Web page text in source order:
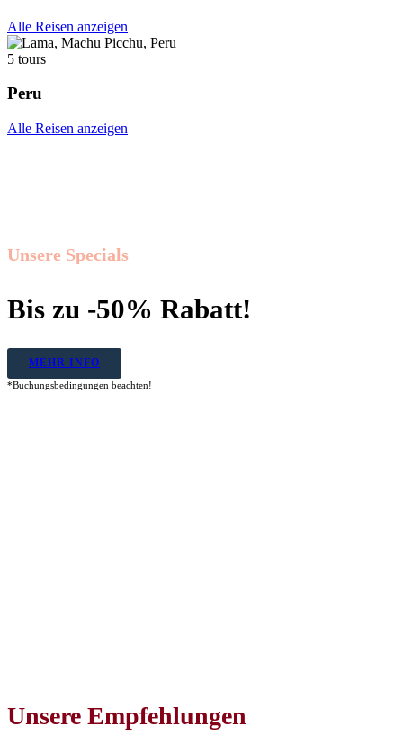
Alle Reisen anzeigen
5 tours
Peru
Alle Reisen anzeigen
Unsere Specials
Bis zu -50% Rabatt!
MEHR INFO
*Buchungsbedingungen beachten!
Unsere Empfehlungen